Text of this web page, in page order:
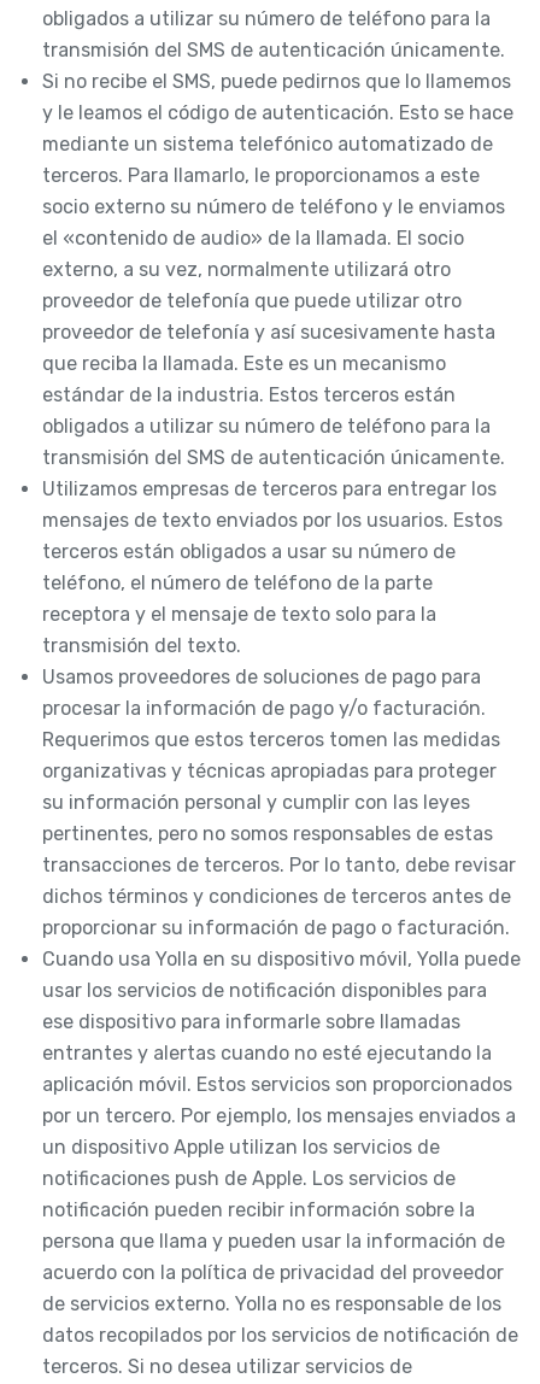
obligados a utilizar su número de teléfono para la
transmisión del SMS de autenticación únicamente.
Si no recibe el SMS, puede pedirnos que lo llamemos
y le leamos el código de autenticación. Esto se hace
mediante un sistema telefónico automatizado de
terceros. Para llamarlo, le proporcionamos a este
socio externo su número de teléfono y le enviamos
el «contenido de audio» de la llamada. El socio
externo, a su vez, normalmente utilizará otro
proveedor de telefonía que puede utilizar otro
proveedor de telefonía y así sucesivamente hasta
que reciba la llamada. Este es un mecanismo
estándar de la industria. Estos terceros están
obligados a utilizar su número de teléfono para la
transmisión del SMS de autenticación únicamente.
Utilizamos empresas de terceros para entregar los
mensajes de texto enviados por los usuarios. Estos
terceros están obligados a usar su número de
teléfono, el número de teléfono de la parte
receptora y el mensaje de texto solo para la
transmisión del texto.
Usamos proveedores de soluciones de pago para
procesar la información de pago y/o facturación.
Requerimos que estos terceros tomen las medidas
organizativas y técnicas apropiadas para proteger
su información personal y cumplir con las leyes
pertinentes, pero no somos responsables de estas
transacciones de terceros. Por lo tanto, debe revisar
dichos términos y condiciones de terceros antes de
proporcionar su información de pago o facturación.
Cuando usa Yolla en su dispositivo móvil, Yolla puede
usar los servicios de notificación disponibles para
ese dispositivo para informarle sobre llamadas
entrantes y alertas cuando no esté ejecutando la
aplicación móvil. Estos servicios son proporcionados
por un tercero. Por ejemplo, los mensajes enviados a
un dispositivo Apple utilizan los servicios de
notificaciones push de Apple. Los servicios de
notificación pueden recibir información sobre la
persona que llama y pueden usar la información de
acuerdo con la política de privacidad del proveedor
de servicios externo. Yolla no es responsable de los
datos recopilados por los servicios de notificación de
terceros. Si no desea utilizar servicios de